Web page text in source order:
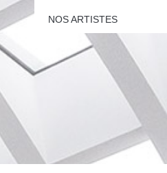
NOS ARTISTES